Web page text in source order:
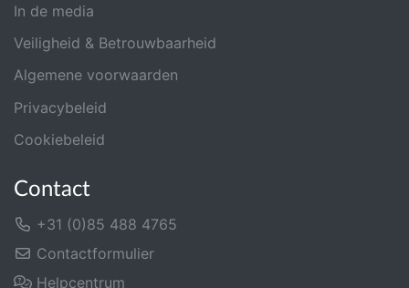
In de media
Veiligheid & Betrouwbaarheid
Algemene voorwaarden
Privacybeleid
Cookiebeleid
Contact
+31 (0)85 488 4765
Contactformulier
Helpcentrum